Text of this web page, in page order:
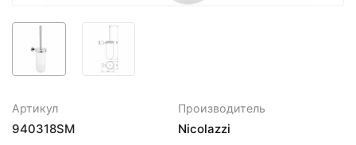
Артикул
940318SM
Производитель
Nicolazzi